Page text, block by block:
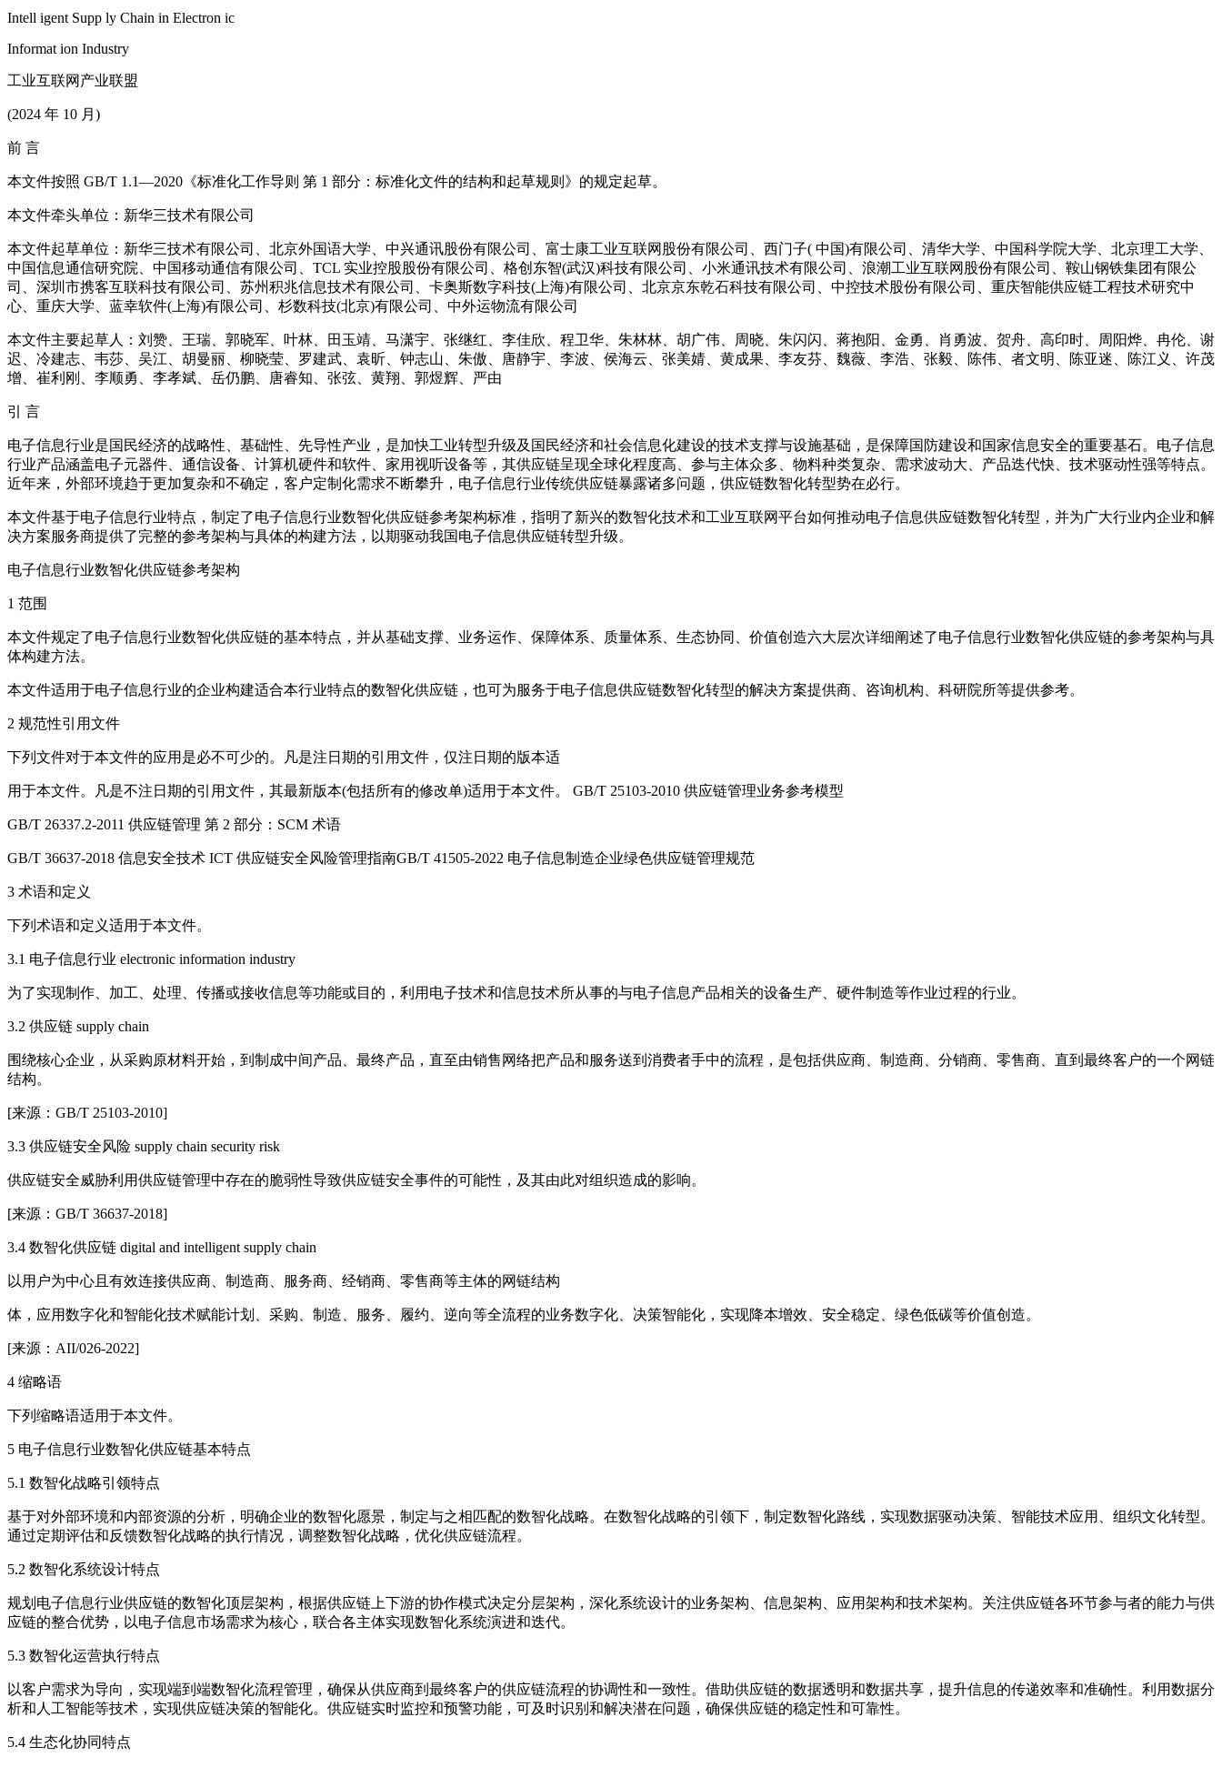
Intell igent Supp ly Chain in Electron ic
Informat ion Industry
工业互联网产业联盟
(2024 年 10 月)
前 言
本文件按照 GB/T 1.1—2020《标准化工作导则 第 1 部分：标准化文件的结构和起草规则》的规定起草。
本文件牵头单位：新华三技术有限公司
本文件起草单位：新华三技术有限公司、北京外国语大学、中兴通讯股份有限公司、富士康工业互联网股份有限公司、西门子( 中国)有限公司、清华大学、中国科学院大学、北京理工大学、
中国信息通信研究院、中国移动通信有限公司、TCL 实业控股股份有限公司、格创东智(武汉)科技有限公司、小米通讯技术有限公司、浪潮工业互联网股份有限公司、鞍山钢铁集团有限公
司、深圳市携客互联科技有限公司、苏州积兆信息技术有限公司、卡奥斯数字科技(上海)有限公司、北京京东乾石科技有限公司、中控技术股份有限公司、重庆智能供应链工程技术研究中
心、重庆大学、蓝幸软件(上海)有限公司、杉数科技(北京)有限公司、中外运物流有限公司
本文件主要起草人：刘赞、王瑞、郭晓军、叶林、田玉靖、马潇宇、张继红、李佳欣、程卫华、朱林林、胡广伟、周晓、朱闪闪、蒋抱阳、金勇、肖勇波、贺舟、高印时、周阳烨、冉伦、谢
迟、冷建志、韦莎、吴江、胡曼丽、柳晓莹、罗建武、袁昕、钟志山、朱傲、唐静宇、李波、侯海云、张美婧、黄成果、李友芬、魏薇、李浩、张毅、陈伟、者文明、陈亚迷、陈江义、许茂
增、崔利刚、李顺勇、李孝斌、岳仍鹏、唐睿知、张弦、黄翔、郭煜辉、严由
引 言
电子信息行业是国民经济的战略性、基础性、先导性产业，是加快工业转型升级及国民经济和社会信息化建设的技术支撑与设施基础，是保障国防建设和国家信息安全的重要基石。电子信息
行业产品涵盖电子元器件、通信设备、计算机硬件和软件、家用视听设备等，其供应链呈现全球化程度高、参与主体众多、物料种类复杂、需求波动大、产品迭代快、技术驱动性强等特点。
近年来，外部环境趋于更加复杂和不确定，客户定制化需求不断攀升，电子信息行业传统供应链暴露诸多问题，供应链数智化转型势在必行。
本文件基于电子信息行业特点，制定了电子信息行业数智化供应链参考架构标准，指明了新兴的数智化技术和工业互联网平台如何推动电子信息供应链数智化转型，并为广大行业内企业和解
决方案服务商提供了完整的参考架构与具体的构建方法，以期驱动我国电子信息供应链转型升级。
电子信息行业数智化供应链参考架构
1 范围
本文件规定了电子信息行业数智化供应链的基本特点，并从基础支撑、业务运作、保障体系、质量体系、生态协同、价值创造六大层次详细阐述了电子信息行业数智化供应链的参考架构与具
体构建方法。
本文件适用于电子信息行业的企业构建适合本行业特点的数智化供应链，也可为服务于电子信息供应链数智化转型的解决方案提供商、咨询机构、科研院所等提供参考。
2 规范性引用文件
下列文件对于本文件的应用是必不可少的。凡是注日期的引用文件，仅注日期的版本适
用于本文件。凡是不注日期的引用文件，其最新版本(包括所有的修改单)适用于本文件。 GB/T 25103-2010 供应链管理业务参考模型
GB/T 26337.2-2011 供应链管理 第 2 部分：SCM 术语
GB/T 36637-2018 信息安全技术 ICT 供应链安全风险管理指南GB/T 41505-2022 电子信息制造企业绿色供应链管理规范
3 术语和定义
下列术语和定义适用于本文件。
3.1 电子信息行业 electronic information industry
为了实现制作、加工、处理、传播或接收信息等功能或目的，利用电子技术和信息技术所从事的与电子信息产品相关的设备生产、硬件制造等作业过程的行业。
3.2 供应链 supply chain
围绕核心企业，从采购原材料开始，到制成中间产品、最终产品，直至由销售网络把产品和服务送到消费者手中的流程，是包括供应商、制造商、分销商、零售商、直到最终客户的一个网链
结构。
[来源：GB/T 25103-2010]
3.3 供应链安全风险 supply chain security risk
供应链安全威胁利用供应链管理中存在的脆弱性导致供应链安全事件的可能性，及其由此对组织造成的影响。
[来源：GB/T 36637-2018]
3.4 数智化供应链 digital and intelligent supply chain
以用户为中心且有效连接供应商、制造商、服务商、经销商、零售商等主体的网链结构
体，应用数字化和智能化技术赋能计划、采购、制造、服务、履约、逆向等全流程的业务数字化、决策智能化，实现降本增效、安全稳定、绿色低碳等价值创造。
[来源：AII/026-2022]
4 缩略语
下列缩略语适用于本文件。
5 电子信息行业数智化供应链基本特点
5.1 数智化战略引领特点
基于对外部环境和内部资源的分析，明确企业的数智化愿景，制定与之相匹配的数智化战略。在数智化战略的引领下，制定数智化路线，实现数据驱动决策、智能技术应用、组织文化转型。
通过定期评估和反馈数智化战略的执行情况，调整数智化战略，优化供应链流程。
5.2 数智化系统设计特点
规划电子信息行业供应链的数智化顶层架构，根据供应链上下游的协作模式决定分层架构，深化系统设计的业务架构、信息架构、应用架构和技术架构。关注供应链各环节参与者的能力与供
应链的整合优势，以电子信息市场需求为核心，联合各主体实现数智化系统演进和迭代。
5.3 数智化运营执行特点
以客户需求为导向，实现端到端数智化流程管理，确保从供应商到最终客户的供应链流程的协调性和一致性。借助供应链的数据透明和数据共享，提升信息的传递效率和准确性。利用数据分
析和人工智能等技术，实现供应链决策的智能化。供应链实时监控和预警功能，可及时识别和解决潜在问题，确保供应链的稳定性和可靠性。
5.4 生态化协同特点